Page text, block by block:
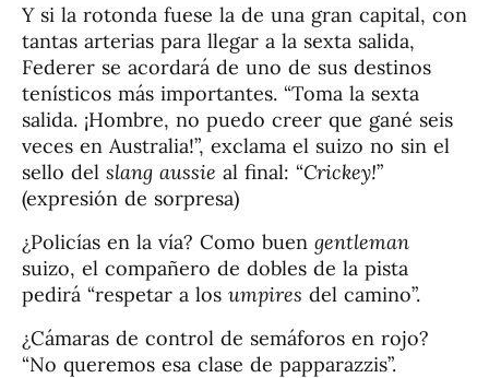
Y si la rotonda fuese la de una gran capital, con
tantas arterias para llegar a la sexta salida,
Federer se acordará de uno de sus destinos
tenísticos más importantes. “Toma la sexta
salida. ¡Hombre, no puedo creer que gané seis
veces en Australia!”, exclama el suizo no sin el
sello del slang aussie al final: “Crickey!”
(expresión de sorpresa)
¿Policías en la vía? Como buen gentleman
suizo, el compañero de dobles de la pista
pedirá “respetar a los umpires del camino”.
¿Cámaras de control de semáforos en rojo?
“No queremos esa clase de papparazzis”.